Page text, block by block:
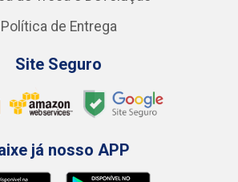
Política de Entrega
Site Seguro
já nosso APP